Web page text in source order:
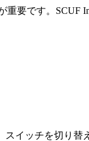
です。SCUF
イッチを切り